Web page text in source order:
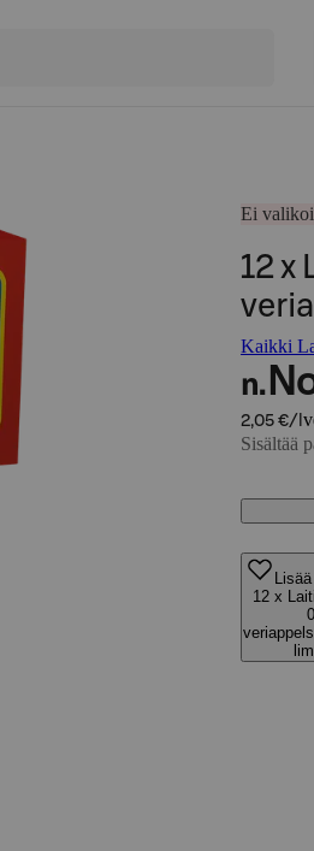
Ei
12 x
Kaikki
n.
2,05 €/l
Sisältää
12 x